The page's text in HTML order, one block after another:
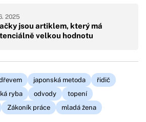
jsou artiklem, který má
velkou hodnotu
2025
japonská metoda
řidič
ryba odvody
topení
Zákoník práce mladá žena